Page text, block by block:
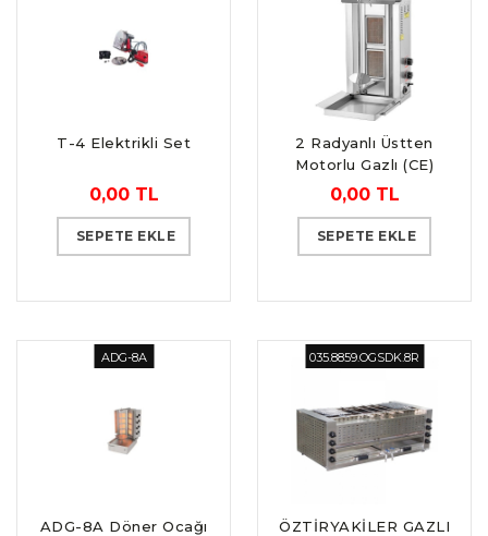
T-4 Elektrikli Set
0,00 TL
SEPETE EKLE
2 Radyanlı Üstten
Motorlu Gazlı (CE)
Döner Ocağı
0,00 TL
SEPETE EKLE
ADG-8A
ADG-8A Döner Ocağı
035.8859.OGSDK.8R
ÖZTİRYAKİLER GAZLI